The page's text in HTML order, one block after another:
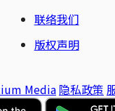
联络我们
版权声明
Media 隐私政策